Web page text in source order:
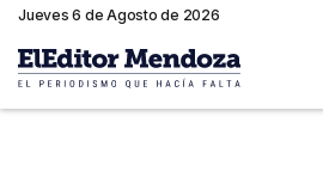
Jueves 6 de Agosto de 2026